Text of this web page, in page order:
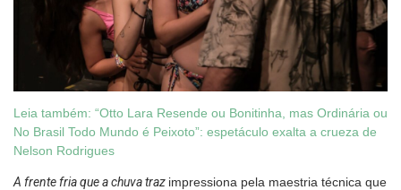
Leia também: “Otto Lara Resende ou Bonitinha, mas Ordinária ou
No Brasil Todo Mundo é Peixoto”: espetáculo exalta a crueza de
Nelson Rodrigues
A frente fria que a chuva traz impressiona pela maestria técnica que